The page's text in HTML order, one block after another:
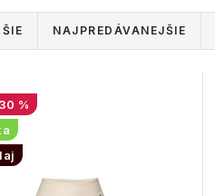
NAJPREDÁVANEJŠIE
30 %